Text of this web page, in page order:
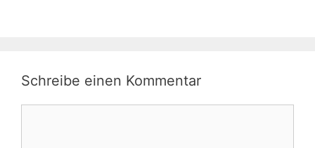
Schreibe einen Kommentar